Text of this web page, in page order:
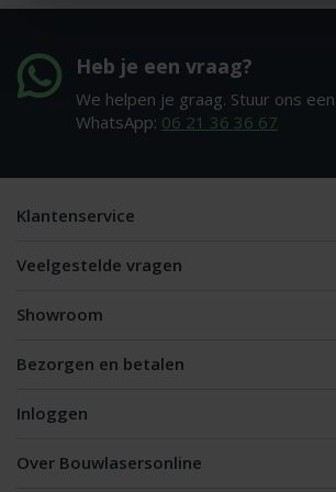
Heb je een vraag?
We helpen je graag. Stuur ons een
WhatsApp: 06 21 36 36 67
Klantenservice
Veelgestelde vragen
Showroom
Bezorgen en betalen
Inloggen
Over Bouwlasersonline